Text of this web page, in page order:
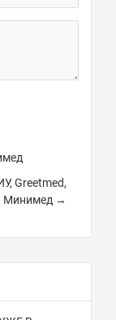
Greetmed,
Минимед →